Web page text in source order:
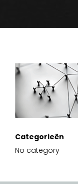
Categorieën
No category